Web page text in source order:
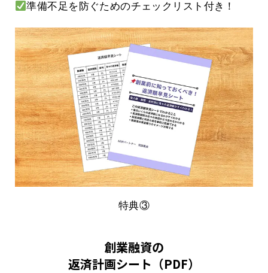
準備不足を防ぐためのチェックリスト付き！
特典③
創業融資の
返済計画シート（PDF）